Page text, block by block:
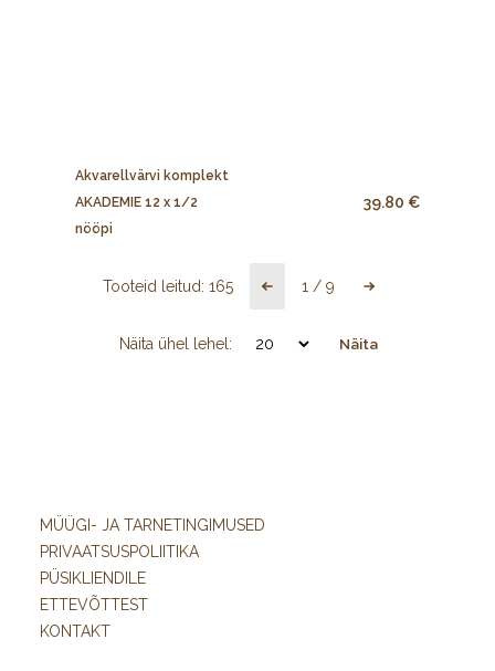
Akvarellvärvi komplekt
AKADEMIE 12 x 1/2
nööpi
39.80 €
Tooteid leitud: 165 1 / 9
Näita ühel lehel: Näita
MÜÜGI- JA TARNETINGIMUSED
PRIVAATSUSPOLIITIKA
PÜSIKLIENDILE
ETTEVÕTTEST
KONTAKT